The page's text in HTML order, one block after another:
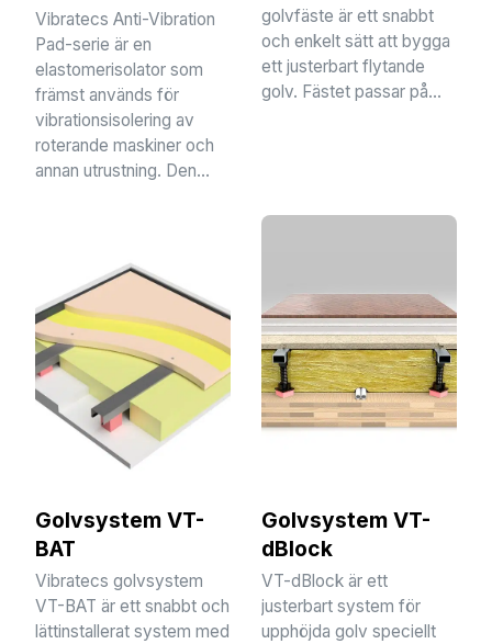
Vibratecs Anti-Vibration
Pad-serie är en
elastomerisolator som
främst används för
vibrationsisolering av
roterande maskiner och
annan utrustning. Den...
golvfäste är ett snabbt
och enkelt sätt att bygga
ett justerbart flytande
golv. Fästet passar på...
Golvsystem VT-
BAT
Vibratecs golvsystem
VT-BAT är ett snabbt och
lättinstallerat system med
Golvsystem VT-
dBlock
VT-dBlock är ett
justerbart system för
upphöjda golv speciellt